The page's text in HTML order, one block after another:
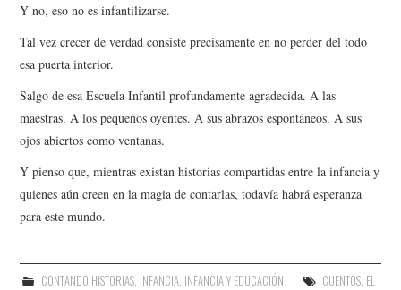
Y no, eso no es infantilizarse.
Tal vez crecer de verdad consiste precisamente en no perder del todo
esa puerta interior.
Salgo de esa Escuela Infantil profundamente agradecida. A las
maestras. A los pequeños oyentes. A sus abrazos espontáneos. A sus
ojos abiertos como ventanas.
Y pienso que, mientras existan historias compartidas entre la infancia y
quienes aún creen en la magia de contarlas, todavía habrá esperanza
para este mundo.
CONTANDO HISTORIAS, INFANCIA, INFANCIA Y EDUCACIÓN CUENTOS, EL